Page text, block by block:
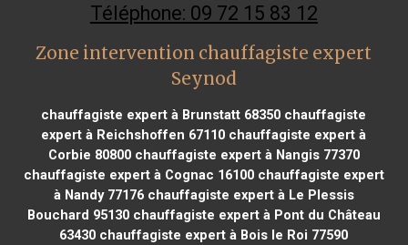
Téléphone: 09 72 15 83 12
Zone intervention chauffagiste expert
Seynod
chauffagiste expert à Brunstatt 68350 chauffagiste
expert à Reichshoffen 67110 chauffagiste expert à
Corbie 80800chauffagiste expert à Nangis 77370
chauffagiste expert à Cognac 16100chauffagiste expert
à Nandy 77176chauffagiste expert à Le Plessis
Bouchard 95130chauffagiste expert à Pont du Château
63430 chauffagiste expert à Bois le Roi 77590